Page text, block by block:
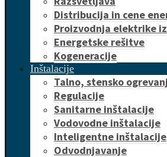
Distribucija in cene
Proizvodnja elektrike iz
Energetske rešitve
Kogeneracije
Inštalacije
Talno, stensko
Regulacije
Sanitarne inštalacije
Vodovodne inštalacije
Inteligentne inštalacije
Odvodnjavanje